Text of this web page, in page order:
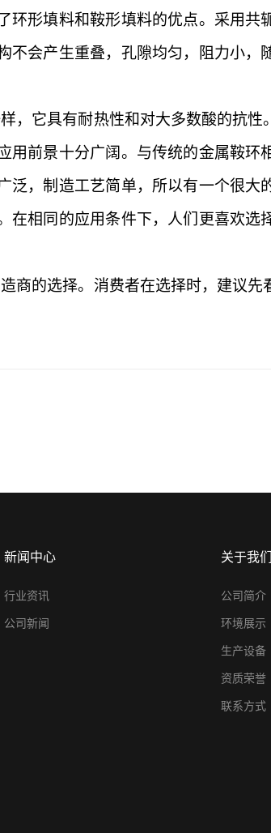
环形填料和鞍形填料的优点。采用共
不会产生重叠，孔隙均匀，阻力小，
，它具有耐热性和对大多数酸的抗性
用前景十分广阔。与传统的金属鞍环
泛，制造工艺简单，所以有一个很大
在相同的应用条件下，人们更喜欢选
商的选择。消费者在选择时，建议先
新闻中心
行业资讯
公司新闻
关于我们
公司简介
环境展示
生产设备
资质荣誉
联系方式